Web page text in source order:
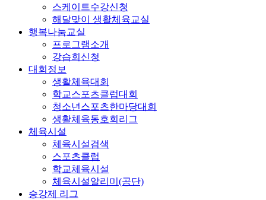
스케이트수강신청
해달맞이 생활체육교실
행복나눔교실
프로그램소개
강습회신청
대회정보
생활체육대회
학교스포츠클럽대회
청소년스포츠한마당대회
생활체육동호회리그
체육시설
체육시설검색
스포츠클럽
학교체육시설
체육시설알리미(공단)
승강제 리그